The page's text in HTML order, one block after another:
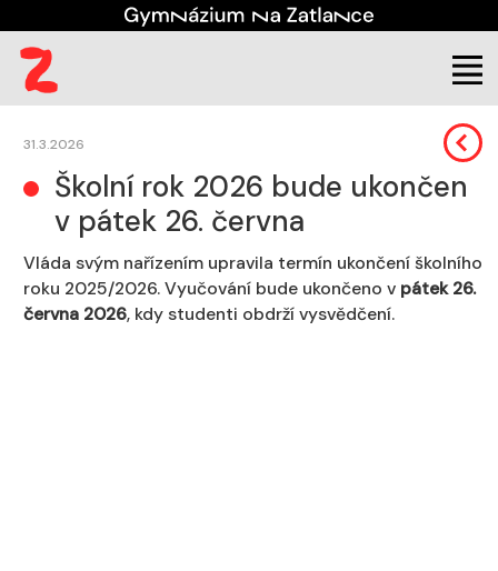
Aktuality
31.3.2026
Školní rok 2026 bude ukončen
v pátek 26. června
Vláda svým nařízením upravila termín ukončení školního
roku 2025/2026. Vyučování bude ukončeno v pátek 26.
června 2026, kdy studenti obdrží vysvědčení.